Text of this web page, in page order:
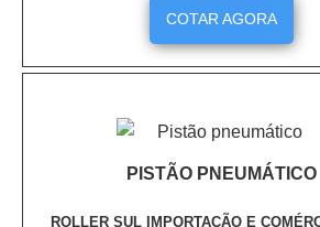
arrefecimento, sistemas de irrigação,
bombeamento de água e muito mais.
hidráulicas são projetadas para
serem fáceis de instalar e manter.
COTAR AGORA
PISTÃO PNEUMÁTICO
ROLLER SUL IMPORTAÇÃO E